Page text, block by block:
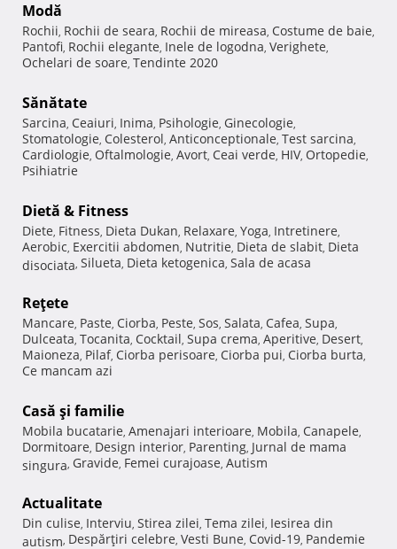
Modă
Rochii, Rochii de seara, Rochii de mireasa, Costume de baie,
Pantofi, Rochii elegante, Inele de logodna, Verighete,
Ochelari de soare, Tendinte 2020
Sănătate
Sarcina, Ceaiuri, Inima, Psihologie, Ginecologie,
Stomatologie, Colesterol, Anticonceptionale, Test sarcina,
Cardiologie, Oftalmologie, Avort, Ceai verde, HIV, Ortopedie,
Psihiatrie
Dietă & Fitness
Diete, Fitness, Dieta Dukan, Relaxare, Yoga, Intretinere,
Aerobic, Exercitii abdomen, Nutritie, Dieta de slabit, Dieta
disociata, Silueta, Dieta ketogenica, Sala de acasa
Reţete
Mancare, Paste, Ciorba, Peste, Sos, Salata, Cafea, Supa,
Dulceata, Tocanita, Cocktail, Supa crema, Aperitive, Desert,
Maioneza, Pilaf, Ciorba perisoare, Ciorba pui, Ciorba burta,
Ce mancam azi
Casă şi familie
Mobila bucatarie, Amenajari interioare, Mobila, Canapele,
Dormitoare, Design interior, Parenting, Jurnal de mama
singura, Gravide, Femei curajoase, Autism
Actualitate
Din culise, Interviu, Stirea zilei, Tema zilei, Iesirea din
autism, Despărţiri celebre, Vesti Bune, Covid-19, Pandemie